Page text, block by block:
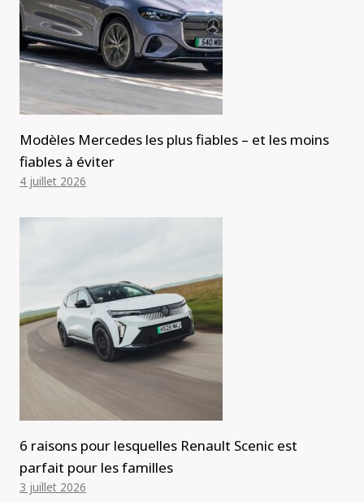
Modèles Mercedes les plus fiables – et les moins
fiables à éviter
4 juillet 2026
6 raisons pour lesquelles Renault Scenic est
parfait pour les familles
3 juillet 2026